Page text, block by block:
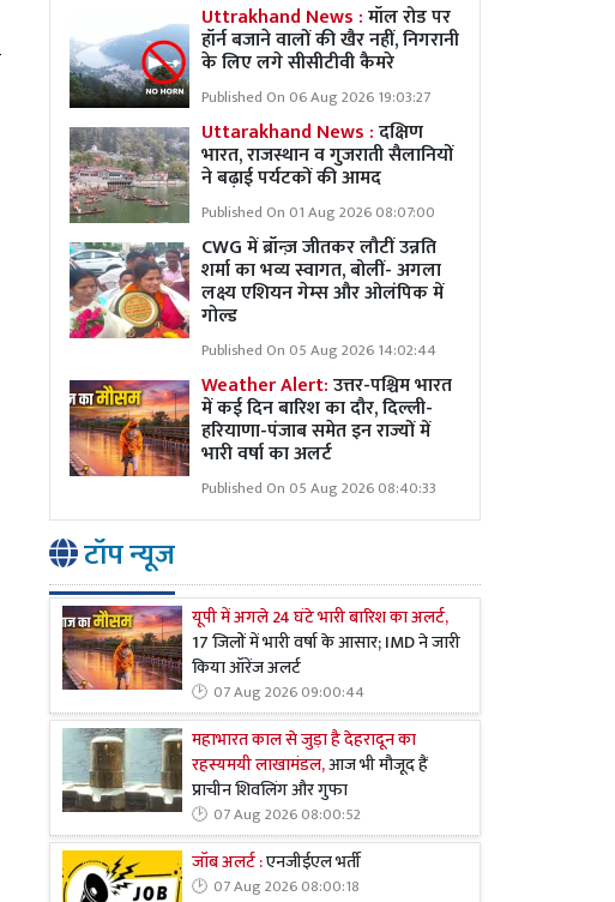
Uttrakhand News :मॉल रोड पर
हॉर्न बजाने वालों की खैर नहीं, निगरानी
के लिए लगे सीसीटीवी कैमरे
Published On 06 Aug 2026 19:03:27
Uttarakhand News :दक्षिण
भारत, राजस्थान व गुजराती सैलानियों
ने बढ़ाई पर्यटकों की आमद
Published On 01 Aug 2026 08:07:00
CWG में ब्रॉन्ज़ जीतकर लौटीं उन्नति
शर्मा का भव्य स्वागत, बोलीं- अगला
लक्ष्य एशियन गेम्स और ओलंपिक में
गोल्ड
Published On 05 Aug 2026 14:02:44
Weather Alert:उत्तर-पश्चिम भारत
में कई दिन बारिश का दौर, दिल्ली-
हरियाणा-पंजाब समेत इन राज्यों में
भारी वर्षा का अलर्ट
Published On 05 Aug 2026 08:40:33
टॉप न्यूज
यूपी में अगले 24 घंटे भारी बारिश का अलर्ट,
17 जिलों में भारी वर्षा के आसार; IMD ने जारी
किया ऑरेंज अलर्ट
07 Aug 2026 09:00:44
महाभारत काल से जुड़ा है देहरादून का
रहस्यमयी लाखामंडल,आज भी मौजूद हैं
प्राचीन शिवलिंग और गुफा
07 Aug 2026 08:00:52
जॉब अलर्ट :एनजीईएल भर्ती
07 Aug 2026 08:00:18